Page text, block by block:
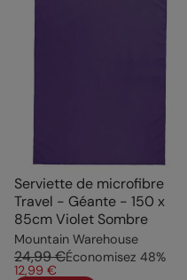
Serviette de microfibre
Travel - Géante - 150 x
85cm Violet Sombre
Mountain Warehouse
24,99 €Économisez 48%
12,99 €